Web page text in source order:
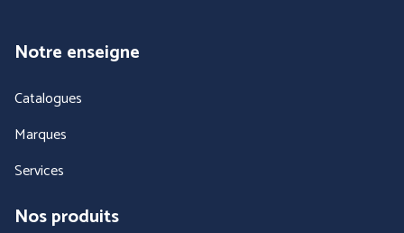
Notre enseigne
Catalogues
Marques
Services
Nos produits